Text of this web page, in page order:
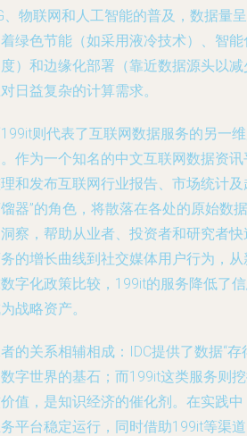
、物联网和人工智能的普及，数据量
绿色节能（如采用液冷技术）、智
）和边缘化部署（靠近数据源头以
日益复杂的计算需求。
则代表了互联网数据服务的另一
作为一个知名的中文互联网数据资
和发布互联网行业报告、市场统计
器”的角色，将散落在各处的原始数
察，帮助从业者、投资者和研究者
的增长曲线到社交媒体用户行为，
字化政策比较，199it的服务降低了
战略资产。
的关系相辅相成：IDC提供了数据“
字世界的基石；而199it这类服务则
值，是知识经济的催化剂。在实践
平台稳定运行，同时借助199it等渠